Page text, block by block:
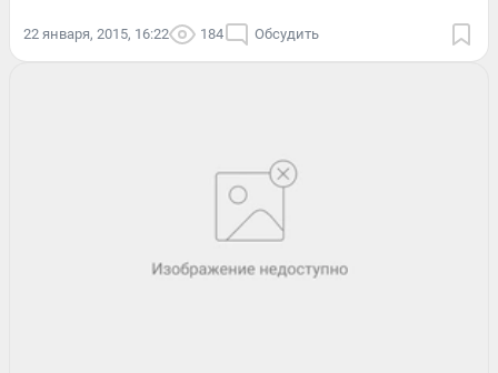
22 января, 2015, 16:22 184 Обсудить